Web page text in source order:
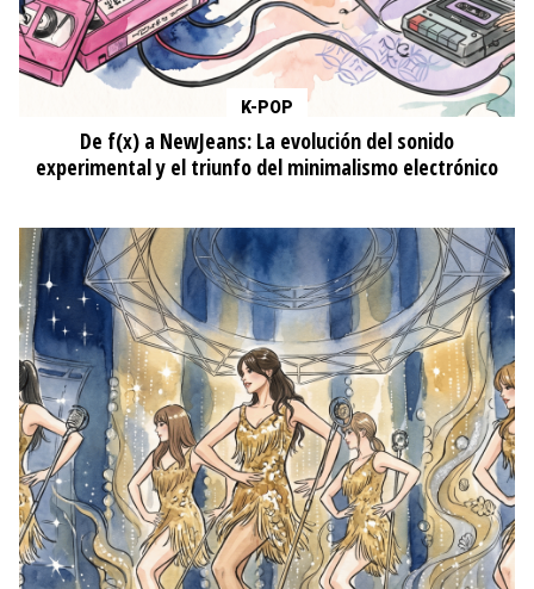
K-POP
De f(x) a NewJeans: La evolución del sonido
experimental y el triunfo del minimalismo electrónico